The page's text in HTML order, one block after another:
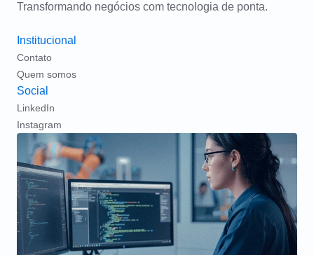
Transformando negócios com tecnologia de ponta.
Institucional
Contato
Quem somos
Social
LinkedIn
Instagram